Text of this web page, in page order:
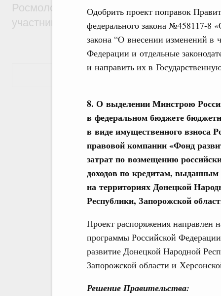
Одобрить проект поправок
федерального закона №458117-8
закона “О внесении изменений в
Федерации и отдельные
и направить их в
8. О выделении Минстрою
в федеральном бюджете
в виде имущественного взноса
правовой компании «Фонд
затрат по возмещению
доходов по кредитам, выданным
на территориях Донецкой
Республики, Запорожской
Проект распоряжения направлен
программы Российской
развитие Донецкой Народной
Запорожской области и
Решение Правительства:
Росмолодёжи Григорий Гуров
участников проекта «Кольцо открытий»
Показать еще